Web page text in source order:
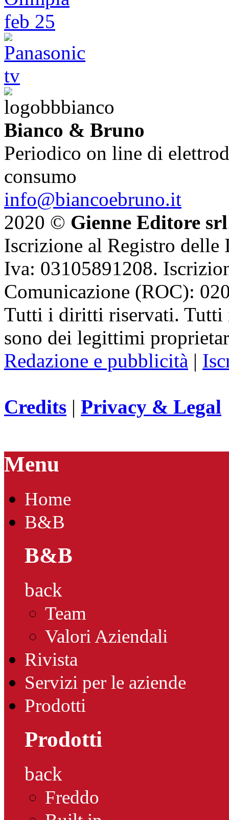
Bianco & Bruno
Periodico on line di
consumo
info@biancoebruno.it
2020 © Gienne Editore srl
Iscrizione al Registro delle
Iva: 03105891208.
Comunicazione (ROC):
Tutti i diritti riservati. Tutti
sono dei legittimi
Redazione e pubblicità |
Credits | Privacy & Legal
Menu
Home
B&B
B&B
back
Team
Valori Aziendali
Rivista
Servizi per le aziende
Prodotti
Prodotti
back
Freddo